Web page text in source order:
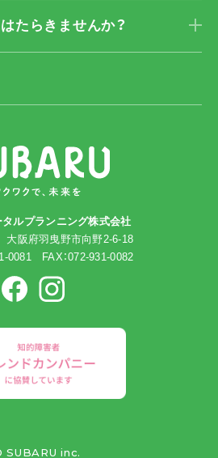
はたらきませんか？
タルプランニング株式会社
阪府羽曳野市向野2-6-18
0081 FAX：072-931-0082
SUBARU inc.